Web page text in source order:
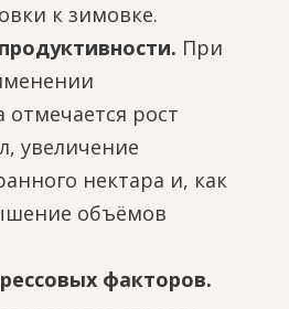
к зимовке.
При
отмечается рост
увеличение
нектара и, как
объёмов
факторов.